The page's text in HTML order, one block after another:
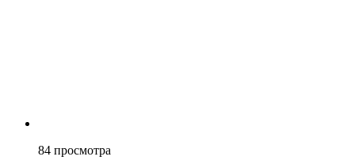
84 просмотра